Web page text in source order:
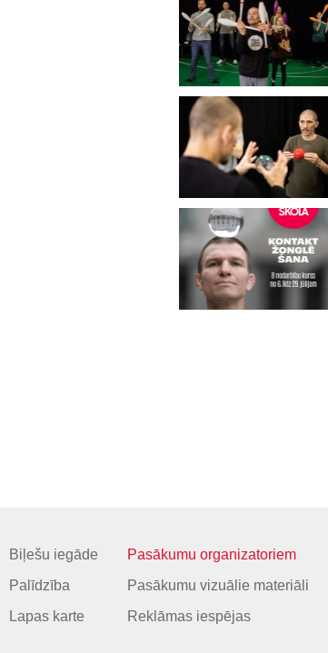
Biļešu iegāde
Palīdzība
Lapas karte
Pasākumu organizatoriem
Pasākumu vizuālie materiāli
Reklāmas iespējas